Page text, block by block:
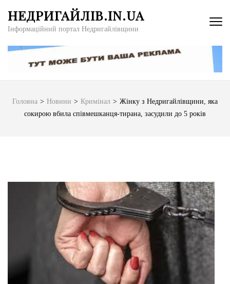
вмісту
Enter)
НЕДРИГАЙЛІВ.IN.UA
Інформаційний портал Недригайлівщини
Головна > Новини > Кримінал > Жінку з Недригайлівщини, яка
сокирою вбила співмешканця-тирана, засудили до 5 років